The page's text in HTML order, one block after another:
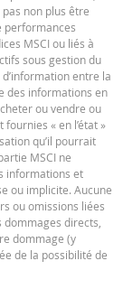
xlsx
PDF
PDF
non plus être
performances
MSCI ou liés à
sous gestion du
entre la
des informations en
ou vendre ou
« en l’état »
qu’il pourrait
MSCI ne
informations et
ou implicite. Aucune
ou omissions liées
directs,
dommage (y
de la possibilité de